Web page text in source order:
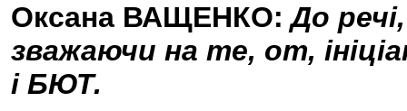
Оксана ВАЩЕНКО: До
зважаючи на те, от,
і БЮТ.